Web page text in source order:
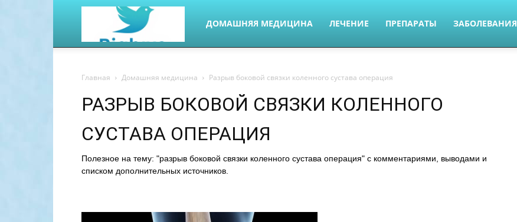
kireevsk-
ДОМАШНЯЯ МЕДИЦИНА ЛЕЧЕНИЕ ПРЕПАРАТЫ ЗАБОЛЕВАНИЯ
Главная Домашняя медицина Разрыв боковой связки коленного сустава операция
РАЗРЫВ БОКОВОЙ СВЯЗКИ КОЛЕННОГО
СУСТАВА ОПЕРАЦИЯ
Полезное на тему: "разрыв боковой связки коленного сустава операция" с комментариями, выводами и
списком дополнительных источников.